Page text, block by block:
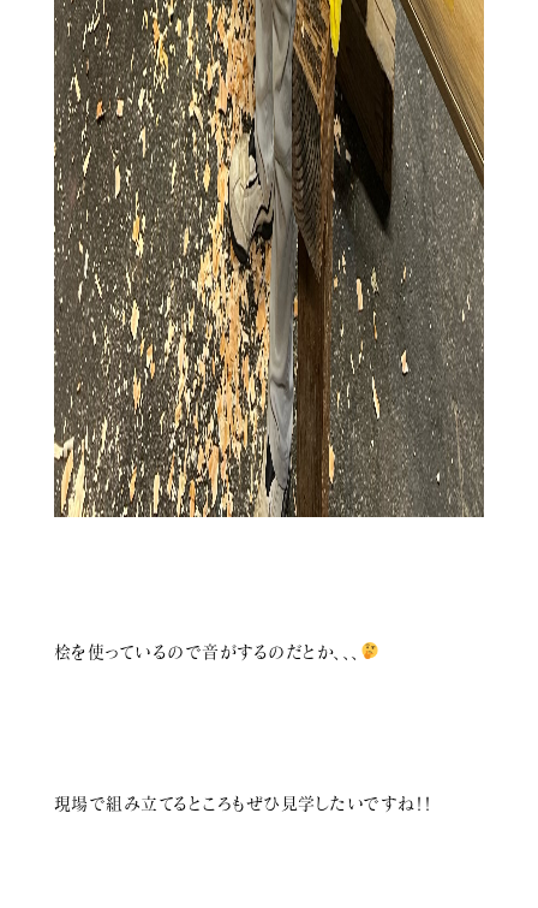
桧を使っているので音がするのだとか、、、
現場で組み立てるところもぜひ見学したいですね！！